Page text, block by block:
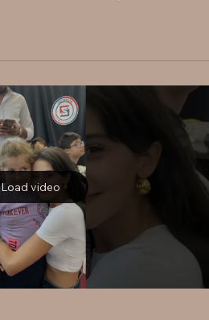
Load video